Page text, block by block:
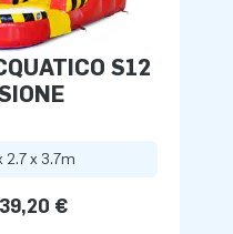
S12
2.7 x 3.7m
€